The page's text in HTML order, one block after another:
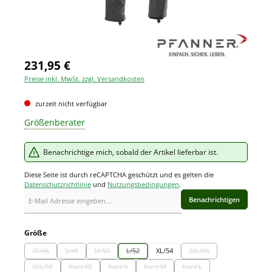
231,95 €
Preise inkl. MwSt. zzgl. Versandkosten
zurzeit nicht verfügbar
Größenberater
Benachrichtige mich, sobald der Artikel lieferbar ist.
Diese Seite ist durch reCAPTCHA geschützt und es gelten die
Datenschutzrichtlinie und Nutzungsbedingungen.
Benachrichtigen
Größeauswählen
XS/46
(Diese Option ist zurzeit nicht verfügbar.)
S/48
(Diese Option ist zurzeit nicht verfügbar.)
M/50
(Diese Option ist zurzeit nicht verfügbar.)
L/52
(Diese Option ist zurzeit nicht verfügbar.)
XL/54 2XL/56
(Diese Option ist zurzeit
3XL/58 Kurz XS Kurz S Kurz M Kurz L